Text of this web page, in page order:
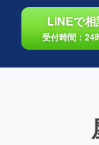
LINEで
受付時間：24